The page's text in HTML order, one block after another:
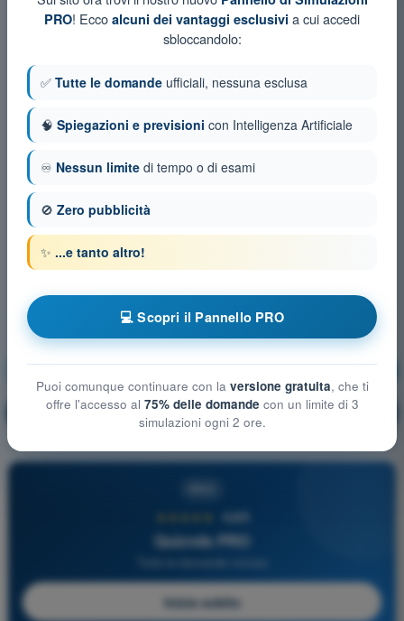
Meteorologia e Aerologia Allenamento!
🔒 PRO Spiegazione domanda
4,6/5
Quizvds PRO
Inizia subito
PRO! Ecco alcuni dei vantaggi esclusivi a cui accedi
sbloccandolo:
✅ Tutte le domande ufficiali, nessuna esclusa
🧠 Spiegazioni e previsioni con Intelligenza Artificiale
♾️ Nessun limite di tempo o di esami
🚫 Zero pubblicità
✨ ...e tanto altro!
💻 Scopri il Pannello PRO
Puoi comunque continuare con la versione gratuita, che ti
offre l'accesso al 75% delle domande con un limite di 3
simulazioni ogni 2 ore.